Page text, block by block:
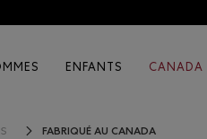
ENFANTS CANADA
FABRIQUÉ AU CANADA